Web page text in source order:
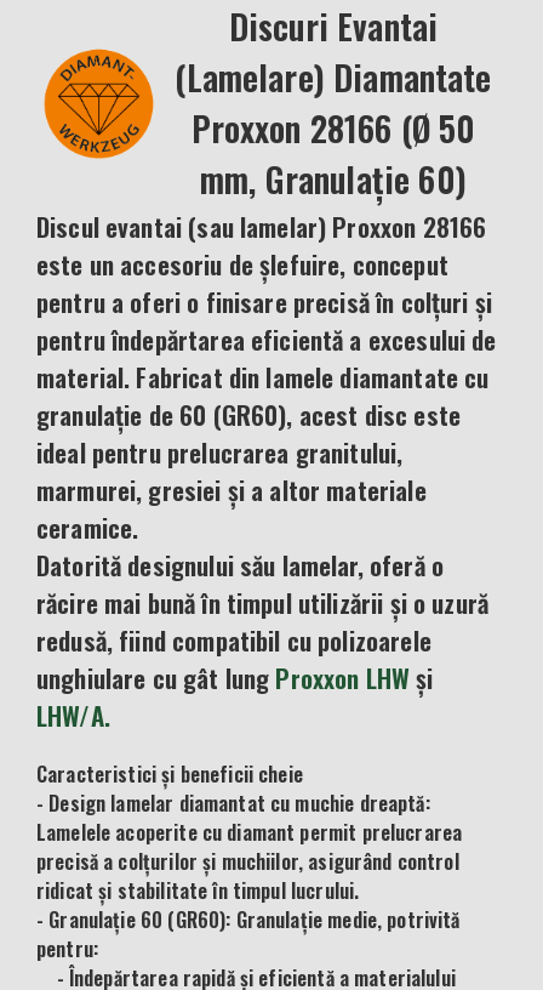
Discuri Evantai
(Lamelare) Diamantate
Proxxon 28166 (Ø 50
mm, Granulație 60)
Discul evantai (sau lamelar) Proxxon 28166
este un accesoriu de șlefuire, conceput
pentru a oferi o finisare precisă în colțuri și
pentru îndepărtarea eficientă a excesului de
material. Fabricat din lamele diamantate cu
granulație de 60 (GR60), acest disc este
ideal pentru prelucrarea granitului,
marmurei, gresiei și a altor materiale
ceramice.
Datorită designului său lamelar, oferă o
răcire mai bună în timpul utilizării și o uzură
redusă, fiind compatibil cu polizoarele
unghiulare cu gât lungProxxon LHWși
LHW/A.
Caracteristici și beneficii cheie
- Design lamelar diamantat cu muchie dreaptă:
Lamelele acoperite cu diamant permit prelucrarea
precisă a colțurilor și muchiilor, asigurând control
ridicat și stabilitate în timpul lucrului.
- Granulație 60 (GR60): Granulație medie, potrivită
pentru:
- Îndepărtarea rapidă și eficientă a materialului